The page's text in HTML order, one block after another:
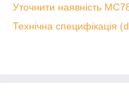
Уточнити наявність
Технічна специфікація